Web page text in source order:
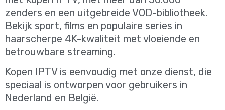
zenders en een uitgebreide VOD-bibliotheek.
Bekijk sport, films en populaire series in
haarscherpe 4K-kwaliteit met vloeiende en
betrouwbare streaming.
Kopen IPTV is eenvoudig met onze dienst, die
speciaal is ontworpen voor gebruikers in
Nederland en België.